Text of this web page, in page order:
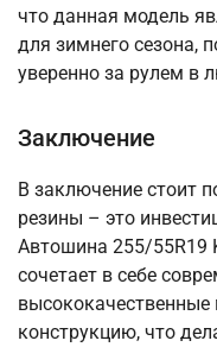
что данная модель
для зимнего сезона,
уверенно за рулем в
Заключение
В заключение стоит
резины – это
Автошина 255/55R19
сочетает в себе
конструкцию, что